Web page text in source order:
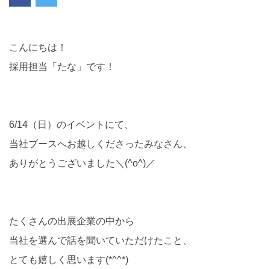
こんにちは！
採用担当「たな」です！
6/14（日）のイベントにて、
当社ブースへお越しくださったみなさん、
ありがとうございました＼(^o^)／
たくさんの出展企業の中から
当社を選んで話を聞いていただけたこと、
とても嬉しく思います(*^^*)